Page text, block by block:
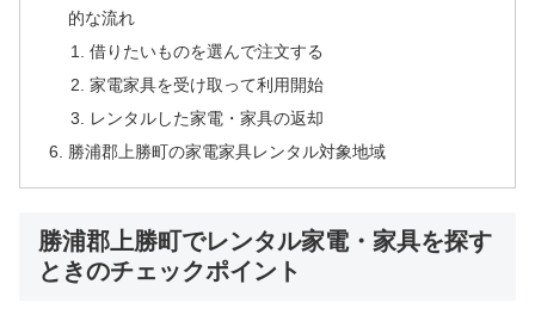
的な流れ
借りたいものを選んで注文する
家電家具を受け取って利用開始
レンタルした家電・家具の返却
勝浦郡上勝町の家電家具レンタル対象地域
勝浦郡上勝町でレンタル家電・家具を探す
ときのチェックポイント